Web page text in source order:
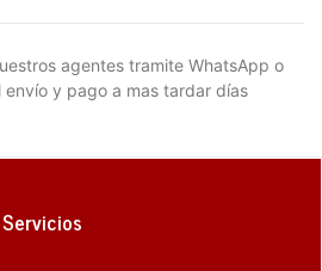
agentes tramite WhatsApp o
y pago a mas tardar días